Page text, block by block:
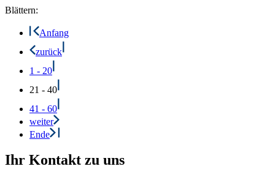
Blättern:
Anfang
zurück
1 - 20
21 - 40
41 - 60
weiter
Ende
Ihr Kontakt zu uns